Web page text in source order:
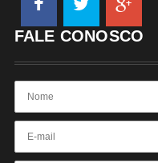
FALE CONOSCO